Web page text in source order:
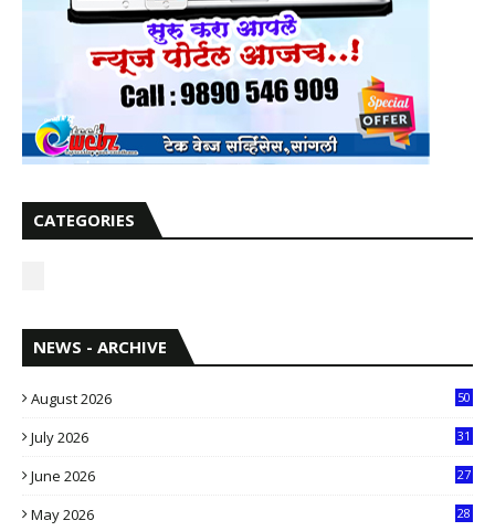
CATEGORIES
NEWS - ARCHIVE
August 2026 50
July 2026
31
June 2026
27
May 2026
28